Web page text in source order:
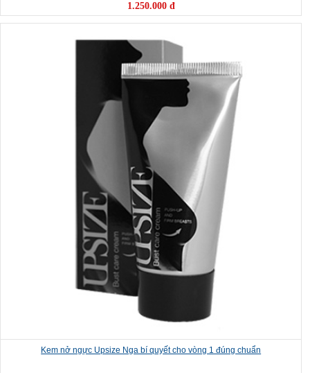
1.250.000 đ
Kem nở ngực Upsize Nga bí quyết cho vòng 1 đúng chuẩn